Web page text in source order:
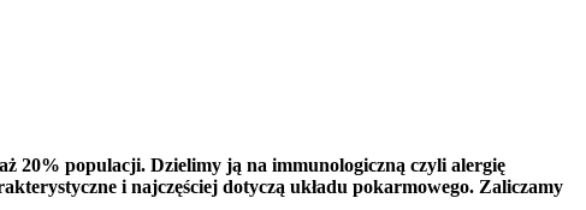
20% populacji. Dzielimy ją na immunologiczną czyli alergię
i najczęściej dotyczą układu pokarmowego. Zaliczamy